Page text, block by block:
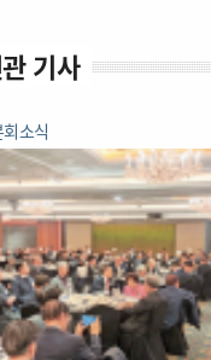
기사
소식